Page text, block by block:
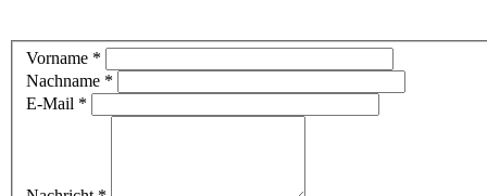
Vorname *
Nachname *
E-Mail *